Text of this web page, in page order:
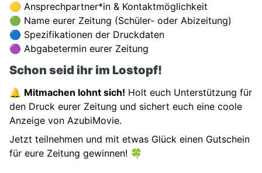
🟡 Ansprechpartner*in & Kontaktmöglichkeit
🟢 Name eurer Zeitung (Schüler- oder Abizeitung)
🔵 Spezifikationen der Druckdaten
🟣 Abgabetermin eurer Zeitung
Schon seid ihr im Lostopf!
🔔 Mitmachen lohnt sich! Holt euch Unterstützung für
den Druck eurer Zeitung und sichert euch eine coole
Anzeige von AzubiMovie.
Jetzt teilnehmen und mit etwas Glück einen Gutschein
für eure Zeitung gewinnen! 🍀